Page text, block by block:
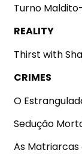
Turno
REALITY
Thirst with
CRIMES
O
Sedução
As Matriarcas